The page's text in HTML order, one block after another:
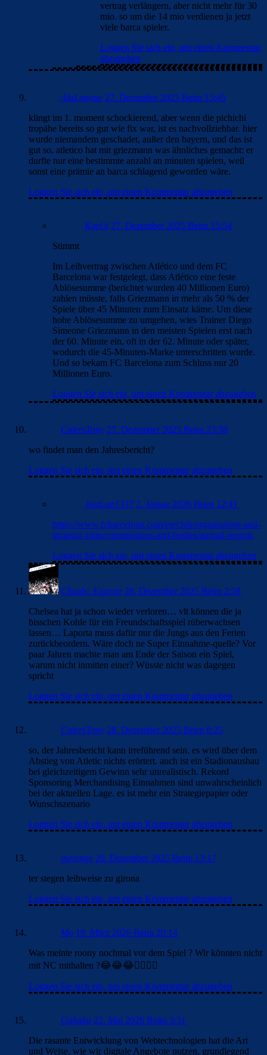
vertrag verlängern, aber nicht mehr für 30
mio. so um die 14 mio verdienen ja jetzt
viele barca spieler.
Loggen Sie sich ein, um einen Kommentar
abzugeben
AlaLongue 27. Dezember 2025 Beim 15:45
klingt im 1. moment schockierend, aber wenn die pichichi
tropähe bereits so gut wie fix war, ist es nachvollziehbar. hier
wurde niemandem geschadet, außer den bayern, und das ist
gut so. atletico hat mit griezmann was ähnliches gemacht: er
durfte nur eine bestimmte anzahl an minuten spielen, weil
sonst eine prämie an barca schlagend geworden wäre.
Loggen Sie sich ein, um einen Kommentar abzugeben
Karl.k 27. Dezember 2025 Beim 15:54
Stimmt
Im Leihvertrag zwischen Atlético und dem FC
Barcelona war festgelegt, dass Atlético eine feste
Ablösesumme (berichtet wurden 40 Millionen Euro)
zahlen müsste, falls Griezmann in mehr als 50 % der
Spiele über 45 Minuten zum Einsatz käme. Um diese
hohe Ablösesumme zu umgehen, wies Trainer Diego
Simeone Griezmann in den meisten Spielen erst nach
der 60. Minute ein, oft in der 62. Minute oder später,
wodurch die 45-Minuten-Marke unterschritten wurde.
Und so bekam FC Barcelona zum Schluss nur 20
Millionen Euro.
Loggen Sie sich ein, um einen Kommentar abzugeben
CulersTony 27. Dezember 2025 Beim 23:38
wo findet man den Jahresbericht?
Loggen Sie sich ein, um einen Kommentar abzugeben
JustLup1337 2. Januar 2026 Beim 12:41
https://www.fcbarcelona.com/en/club/organisation-and-
strategic-plan/commissions-and-bodies/annual-reports
Loggen Sie sich ein, um einen Kommentar abzugeben
Clouds: Experte 28. Dezember 2025 Beim 2:58
Chelsea hat ja schon wieder verloren… vlt können die ja
bisschen Kohle für ein Freundschaftsspiel rüberwachsen
lassen… Laporta muss dafür nur die Jungs aus den Ferien
zurückbeordern. Wäre doch ne Super Einnahme-quelle? Vor
paar Jahren machte man am Ende der Saison ein Spiel,
warum nicht inmitten einer? Wüsste nicht was dagegen
spricht
Loggen Sie sich ein, um einen Kommentar abzugeben
CulersTony 28. Dezember 2025 Beim 8:25
so, der Jahresbericht kann irreführend sein. es wird über dem
Abstieg von Atletic nichts erörtert. auch ist ein Stadionausbau
bei gleichzeitigem Gewinn sehr unrealistisch. Rekord
Sponsoring Merchandising Einnahmen sind unwahrscheinlich
bei der aktuellen Lage. es ist mehr ein Strategiepapier oder
Wunschszenario
Loggen Sie sich ein, um einen Kommentar abzugeben
merenge 29. Dezember 2025 Beim 13:17
ter stegen leihweise zu girona
Loggen Sie sich ein, um einen Kommentar abzugeben
Mo 18. März 2026 Beim 20:14
Was meinte roony nochmal vor dem Spiel ? Wir könnten nicht
mit NC mithalten ?😂😂😂🤦‍♂️🤦‍♂️
Loggen Sie sich ein, um einen Kommentar abzugeben
Gahaka 22. Mai 2026 Beim 3:51
Die rasante Entwicklung von Webtechnologien hat die Art
und Weise, wie wir digitale Angebote nutzen, grundlegend